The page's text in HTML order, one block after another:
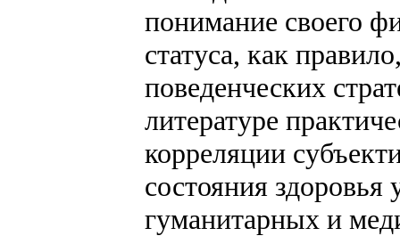
понимание своего
статуса, как
поведенческих
литературе
корреляции
состояния
гуманитарных и